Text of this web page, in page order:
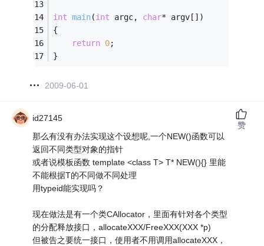
int main(int argc, char* argv[])
{
return 0;
}
2009-06-01
id27145
那么有没有办法实现这个设想呢,一个NEW()函数可以
返回不同类型对象的指针
或者说模板函数 template <class T> T* NEW(){} 里能
不能根据T的不同做不同处理
用typeid能实现吗？
现在做法是有一个类CAllocator，里面有针对各个类型
的分配释放接口，allocateXXX/FreeXXX(XXX *p)
但被告之要统一接口，使用者不用调用allocateXXX，
赞